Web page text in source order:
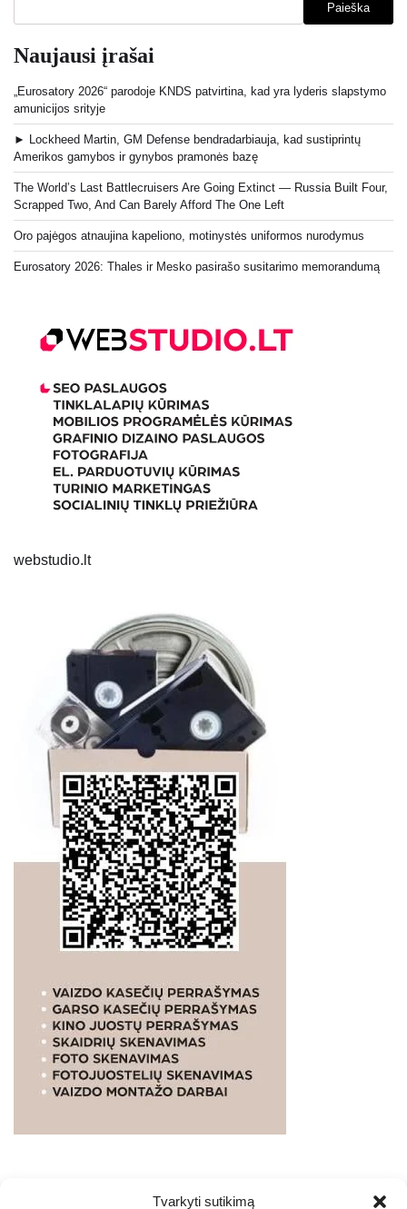
Tvarkyti sutikimą
Paieška
Naujausi įrašai
„Eurosatory 2026“ parodoje KNDS patvirtina, kad yra lyderis slapstymo
amunicijos srityje
► Lockheed Martin, GM Defense bendradarbiauja, kad sustiprintų
Amerikos gamybos ir gynybos pramonės bazę
The World’s Last Battlecruisers Are Going Extinct — Russia Built Four,
Scrapped Two, And Can Barely Afford The One Left
Oro pajėgos atnaujina kapeliono, motinystės uniformos nurodymus
Eurosatory 2026: Thales ir Mesko pasirašo susitarimo memorandumą
webstudio.lt